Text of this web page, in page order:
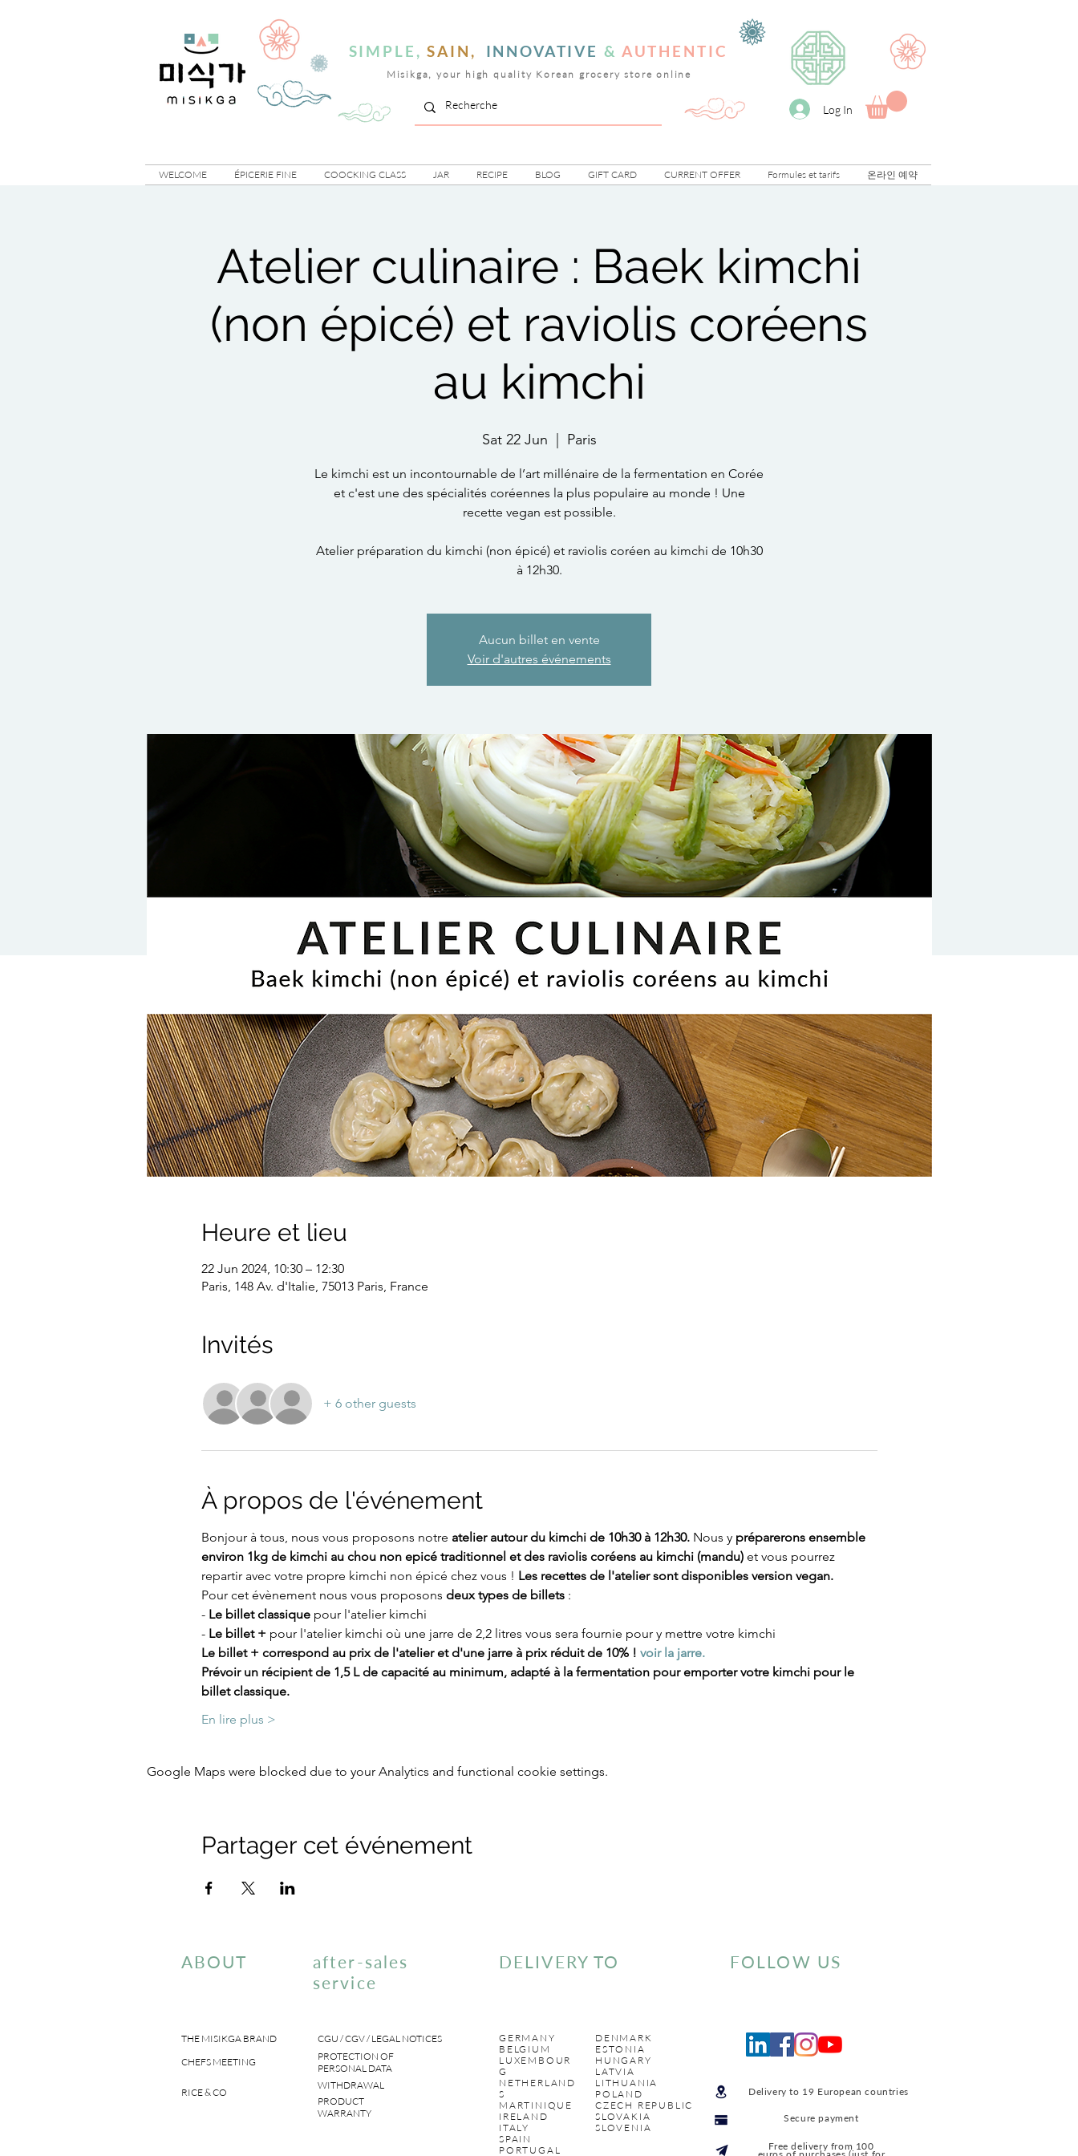
SIMPLE, SAIN, INNOVATIVE & AUTHENTIC
Misikga, your high quality Korean grocery store online
Log In
WELCOME ÉPICERIE FINE COOCKING CLASS JAR RECIPE BLOG GIFT CARD CURRENT OFFER Formules et tarifs 온라인 예약
Atelier culinaire : Baek kimchi
(non épicé) et raviolis coréens
au kimchi
Sat 22 Jun Paris
Le kimchi est un incontournable de l’art millénaire de la fermentation en Corée
et c'est une des spécialités coréennes la plus populaire au monde ! Une
recette vegan est possible.
Atelier préparation du kimchi (non épicé) et raviolis coréen au kimchi de 10h30
à 12h30.
Aucun billet en vente
Voir d'autres événements
Heure et lieu
22 Jun 2024, 10:30 – 12:30
Paris, 148 Av. d'Italie, 75013 Paris, France
Invités
+ 6 other guests
À propos de l'événement
Bonjour à tous, nous vous proposons notre atelier autour du kimchi de 10h30 à 12h30. Nous y préparerons ensemble
environ 1kg de kimchi au chou non epicé traditionnel et des raviolis coréens au kimchi (mandu) et vous pourrez
repartir avec votre propre kimchi non épicé chez vous ! Les recettes de l'atelier sont disponibles version vegan.
Pour cet évènement nous vous proposons deux types de billets :
- Le billet classique pour l'atelier kimchi
- Le billet + pour l'atelier kimchi où une jarre de 2,2 litres vous sera fournie pour y mettre votre kimchi
Le billet + correspond au prix de l'atelier et d'une jarre à prix réduit de 10% ! voir la jarre.
Prévoir un récipient de 1,5 L de capacité au minimum, adapté à la fermentation pour emporter votre kimchi pour le
billet classique.
En lire plus >
Google Maps were blocked due to your Analytics and functional cookie settings.
Partager cet événement
ABOUT
after-sales
service
THE MISIKGA BRAND
CHEFS MEETING
RICE & CO
CGU / CGV / LEGAL NOTICES
PROTECTION OF
PERSONAL DATA
WITHDRAWAL
PRODUCT
WARRANTY
DELIVERY TO
GERMANY
BELGIUM
LUXEMBOUR
G
NETHERLAND
S
MARTINIQUE
IRELAND
ITALY
SPAIN
PORTUGAL
DENMARK
ESTONIA
HUNGARY
LATVIA
LITHUANIA
POLAND
CZECH REPUBLIC
SLOVAKIA
SLOVENIA
FOLLOW US
Delivery to 19 European countries
Secure payment
Free delivery from 100